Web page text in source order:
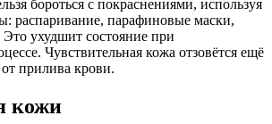
бороться с покраснениями, используя
распаривание, парафиновые маски,
ухудшит состояние при
Чувствительная кожа отзовётся ещё
прилива крови.
кожи